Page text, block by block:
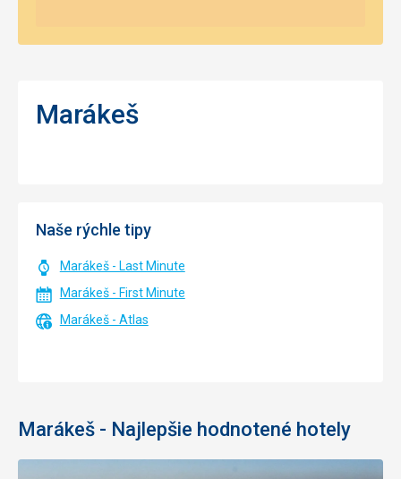
Marákeš
Naše rýchle tipy
Marákeš - Last Minute
Marákeš - First Minute
Marákeš - Atlas
Marákeš - Najlepšie hodnotené hotely